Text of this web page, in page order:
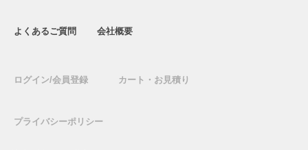
よくあるご質問 会社概要
ログイン/会員登録 カート・お見積り
プライバシーポリシー